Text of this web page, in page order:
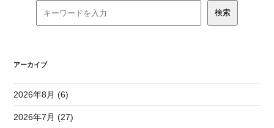
アーカイブ
2026年8月 (6)
2026年7月 (27)